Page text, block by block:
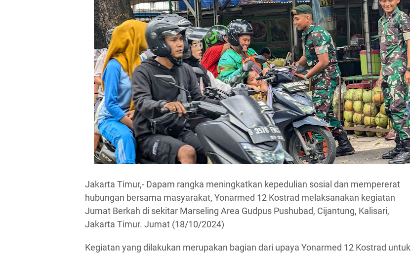
Jakarta Timur,- Dapam rangka meningkatkan kepedulian sosial dan mempererat
hubungan bersama masyarakat, Yonarmed 12 Kostrad melaksanakan kegiatan
Jumat Berkah di sekitar Marseling Area Gudpus Pushubad, Cijantung, Kalisari,
Jakarta Timur. Jumat (18/10/2024)
Kegiatan yang dilakukan merupakan bagian dari upaya Yonarmed 12 Kostrad untuk